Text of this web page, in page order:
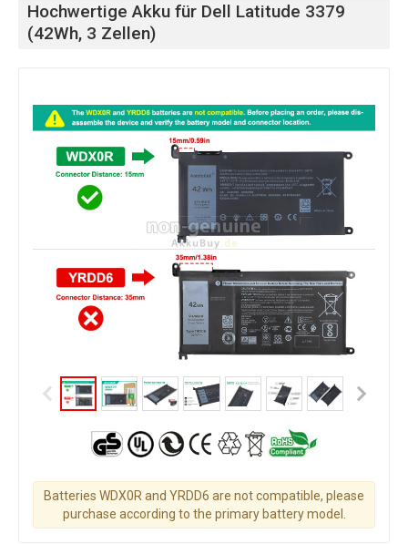
Hochwertige Akku für Dell Latitude 3379
(42Wh, 3 Zellen)
Batteries WDX0R and YRDD6 are not compatible, please
purchase according to the primary battery model.